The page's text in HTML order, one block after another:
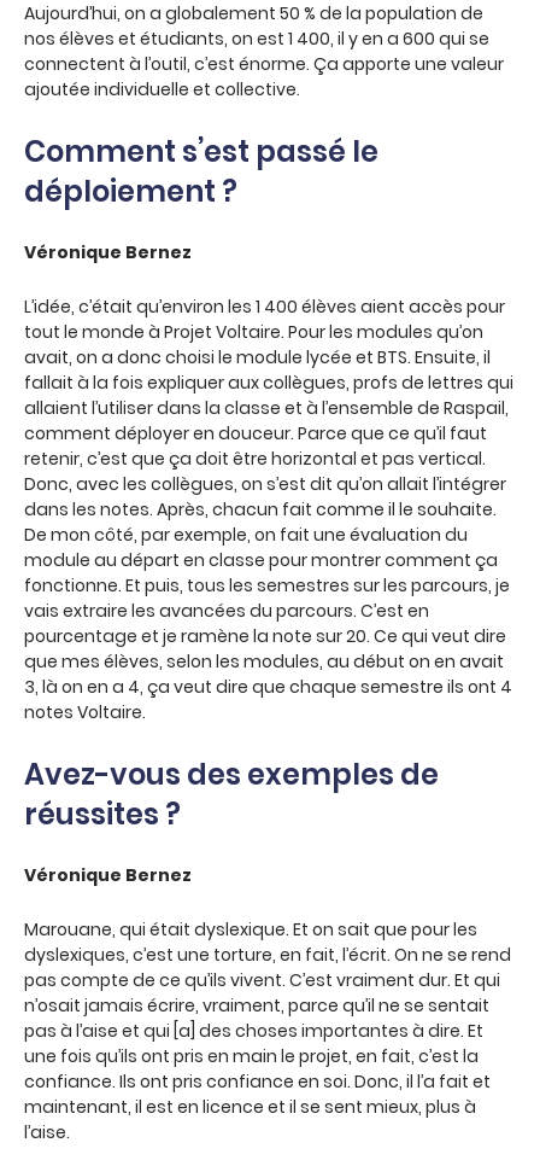
Aujourd’hui, on a globalement 50 % de la population de
nos élèves et étudiants, on est 1 400, il y en a 600 qui se
connectent à l’outil, c’est énorme. Ça apporte une valeur
ajoutée individuelle et collective.
Comment s’est passé le
déploiement ?
Véronique Bernez
L’idée, c’était qu’environ les 1 400 élèves aient accès pour
tout le monde à Projet Voltaire. Pour les modules qu’on
avait, on a donc choisi le module lycée et BTS. Ensuite, il
fallait à la fois expliquer aux collègues, profs de lettres qui
allaient l’utiliser dans la classe et à l’ensemble de Raspail,
comment déployer en douceur. Parce que ce qu’il faut
retenir, c’est que ça doit être horizontal et pas vertical.
Donc, avec les collègues, on s’est dit qu’on allait l’intégrer
dans les notes. Après, chacun fait comme il le souhaite.
De mon côté, par exemple, on fait une évaluation du
module au départ en classe pour montrer comment ça
fonctionne. Et puis, tous les semestres sur les parcours, je
vais extraire les avancées du parcours. C’est en
pourcentage et je ramène la note sur 20. Ce qui veut dire
que mes élèves, selon les modules, au début on en avait
3, là on en a 4, ça veut dire que chaque semestre ils ont 4
notes Voltaire.
Avez-vous des exemples de
réussites ?
Véronique Bernez
Marouane, qui était dyslexique. Et on sait que pour les
dyslexiques, c’est une torture, en fait, l’écrit. On ne se rend
pas compte de ce qu’ils vivent. C’est vraiment dur. Et qui
n’osait jamais écrire, vraiment, parce qu’il ne se sentait
pas à l’aise et qui [a] des choses importantes à dire. Et
une fois qu’ils ont pris en main le projet, en fait, c’est la
confiance. Ils ont pris confiance en soi. Donc, il l’a fait et
maintenant, il est en licence et il se sent mieux, plus à
l’aise.